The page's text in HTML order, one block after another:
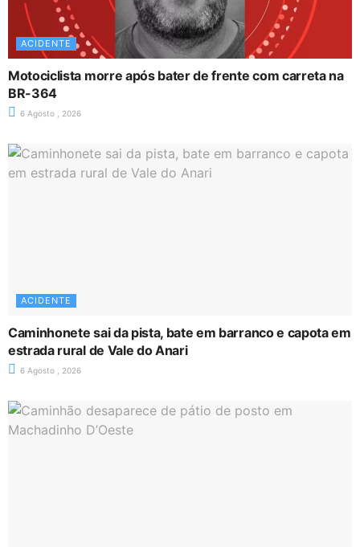
ACIDENTE
Motociclista morre após bater de frente com carreta na
BR-364
6 Agosto , 2026
ACIDENTE
Caminhonete sai da pista, bate em barranco e capota em
estrada rural de Vale do Anari
6 Agosto , 2026